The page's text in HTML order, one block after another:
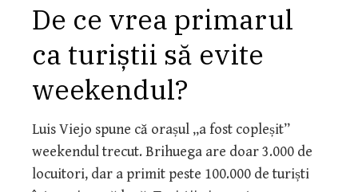
De ce vrea primarul
ca turiștii să evite
weekendul?
Luis Viejo spune că orașul „a fost copleșit”
weekendul trecut. Brihuega are doar 3.000 de
locuitori, dar a primit peste 100.000 de turiști